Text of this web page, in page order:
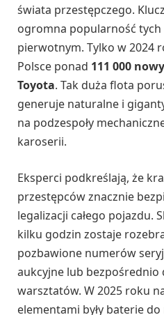
świata przestępczego.
ogromna popularność
pierwotnym. Tylko w 2024
Polsce ponad 111 000
Toyota. Tak duża flota
generuje naturalne i
na podzespoły
karoserii.
Eksperci podkreślają, że
przestępców znacznie
legalizacji całego pojazdu.
kilku godzin zostaje
pozbawione numerów
aukcyjne lub bezpośrednio
warsztatów. W 2025 roku
elementami były baterie